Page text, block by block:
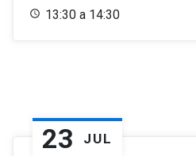
13:30 a 14:30
23 JUL